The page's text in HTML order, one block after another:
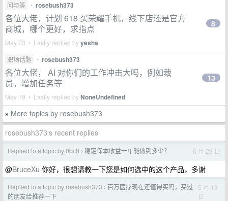
问与答 • rosebush373
各位大佬，计划 618 买荣耀手机，线下店还是官方
商城，哪个更好，求指点
May 23 • Lastly replied byyesha
8
职场话题 • rosebush373
各位大佬， AI 对你们的工作冲击大吗，例如裁
员，增加任务等
May 19 • Lastly replied byNoneUndefined
13
» More topics by rosebush373
rosebush373's recent replies
Replied to a topic by 0bit0 › 稳定保本收益一年能做到多少？ 6 月 23 日
@BruceXu 你好，很想请教一下您是如何选中的这个产品，多谢
Replied to a topic by rosebush373 › 百万医疗现在还值得买吗，买过
的朋友给推荐一下
5 月 18
日